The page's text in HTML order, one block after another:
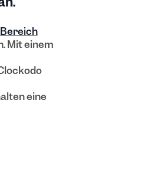
Mit einem
eine